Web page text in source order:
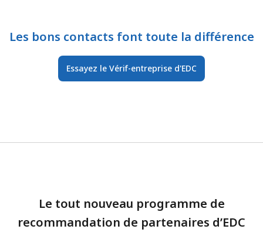
Les bons contacts font toute la différence
Essayez le Vérif-entreprise d'EDC
Le tout nouveau programme de
recommandation de partenaires d’EDC